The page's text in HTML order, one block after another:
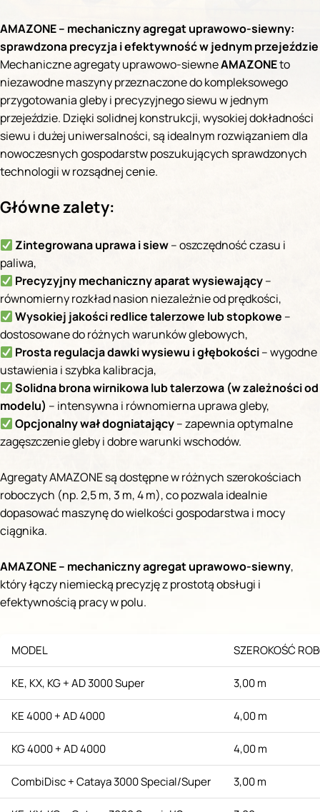
AMAZONE – mechaniczny agregat uprawowo-siewny:
sprawdzona precyzja i efektywność w jednym przejeździe
Mechaniczne agregaty uprawowo-siewneAMAZONEto
niezawodne maszyny przeznaczone do kompleksowego
przygotowania gleby i precyzyjnego siewu w jednym
przejeździe. Dzięki solidnej konstrukcji, wysokiej dokładności
siewu i dużej uniwersalności, są idealnym rozwiązaniem dla
nowoczesnych gospodarstw poszukujących sprawdzonych
technologii w rozsądnej cenie.
Główne zalety:
Zintegrowana uprawa i siew– oszczędność czasu i
paliwa,
Precyzyjny mechaniczny aparat wysiewający–
równomierny rozkład nasion niezależnie od prędkości,
Wysokiej jakości redlice talerzowe lub stopkowe –
dostosowane do różnych warunków glebowych,
Prosta regulacja dawki wysiewu i głębokości– wygodne
ustawienia i szybka kalibracja,
Solidna brona wirnikowa lub talerzowa (w zależności od
modelu) – intensywna i równomierna uprawa gleby,
Opcjonalny wał dogniatający– zapewnia optymalne
zagęszczenie gleby i dobre warunki wschodów.
Agregaty AMAZONE są dostępne w różnych szerokościach
roboczych (np. 2,5 m, 3 m, 4 m), co pozwala idealnie
dopasować maszynę do wielkości gospodarstwa i mocy
ciągnika.
AMAZONE – mechaniczny agregat uprawowo-siewny,
który łączy niemiecką precyzję z prostotą obsługi i
efektywnością pracy w polu.
MODEL SZEROKOŚĆ
KE, KX, KG + AD 3000 Super 3,00 m
KE 4000 + AD 4000 4,00 m
KG 4000 + AD 4000 4,00 m
CombiDisc + Cataya 3000 Special/Super 3,00 m